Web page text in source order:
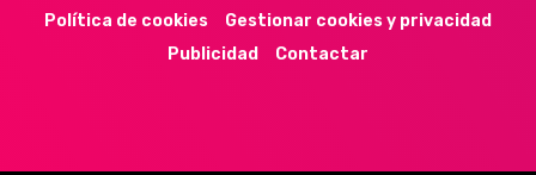
Política de cookies
Gestionar cookies y privacidad
Publicidad
Contactar